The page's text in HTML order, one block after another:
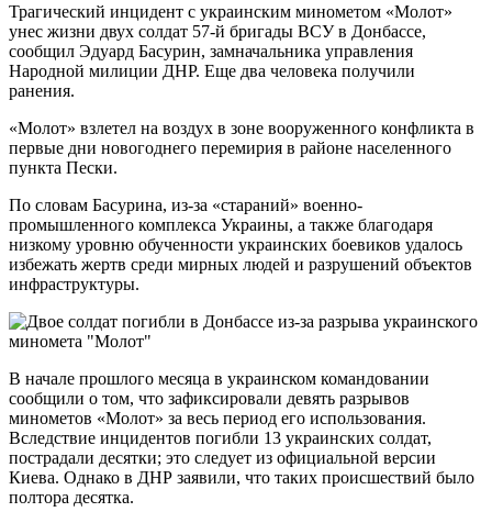
Трагический инцидент с украинским минометом «Молот»
унес жизни двух солдат 57-й бригады ВСУ в Донбассе,
сообщил Эдуард Басурин, замначальника управления
Народной милиции ДНР. Еще два человека получили
ранения.
«Молот» взлетел на воздух в зоне вооруженного конфликта в
первые дни новогоднего перемирия в районе населенного
пункта Пески.
По словам Басурина, из-за «стараний» военно-
промышленного комплекса Украины, а также благодаря
низкому уровню обученности украинских боевиков удалось
избежать жертв среди мирных людей и разрушений объектов
инфраструктуры.
В начале прошлого месяца в украинском командовании
сообщили о том, что зафиксировали девять разрывов
минометов «Молот» за весь период его использования.
Вследствие инцидентов погибли 13 украинских солдат,
пострадали десятки; это следует из официальной версии
Киева. Однако в ДНР заявили, что таких происшествий было
полтора десятка.